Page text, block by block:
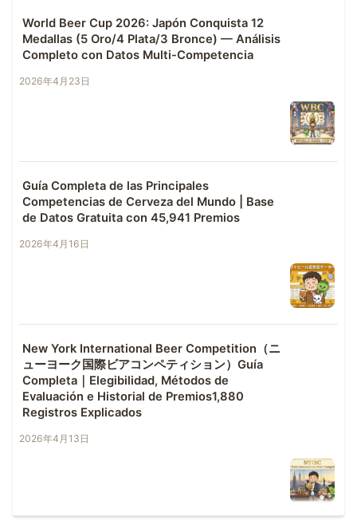
World Beer Cup 2026: Japón Conquista 12
Medallas (5 Oro/4 Plata/3 Bronce) — Análisis
Completo con Datos Multi-Competencia
2026年4月23日
Guía Completa de las Principales
Competencias de Cerveza del Mundo | Base
de Datos Gratuita con 45,941 Premios
2026年4月16日
New York International Beer Competition（ニ
ューヨーク国際ビアコンペティション）Guía
Completa｜Elegibilidad, Métodos de
Evaluación e Historial de Premios1,880
Registros Explicados
2026年4月13日